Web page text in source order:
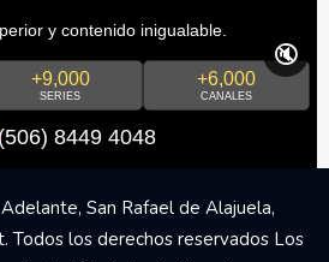
y contenido inigualable.
+9,000
SERIES
+6,000
CANALES
(506) 8449 4048
🔇
San Rafael de Alajuela,
Todos los derechos reservados Los